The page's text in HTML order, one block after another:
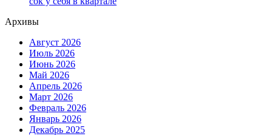
Архивы
Август 2026
Июль 2026
Июнь 2026
Май 2026
Апрель 2026
Март 2026
Февраль 2026
Январь 2026
Декабрь 2025